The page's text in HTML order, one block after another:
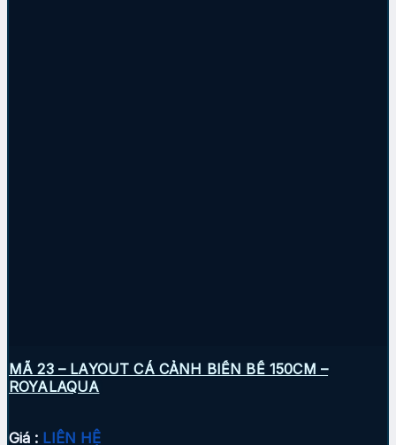
MÃ 23 – LAYOUT CÁ CẢNH BIỂN BỂ 150CM –
ROYALAQUA
Giá : LIÊN HỆ